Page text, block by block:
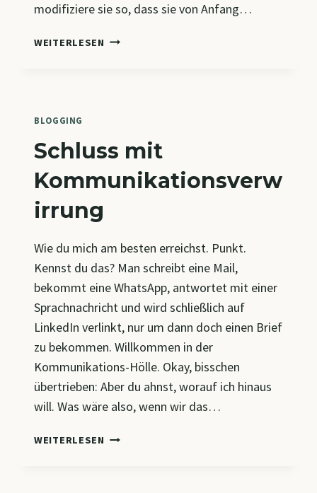
modifiziere sie so, dass sie von Anfang…
WEITERLESEN GAMECHANGER
BLOGGING
Schluss mit
Kommunikationsverw
irrung
Wie du mich am besten erreichst. Punkt.
Kennst du das? Man schreibt eine Mail,
bekommt eine WhatsApp, antwortet mit einer
Sprachnachricht und wird schließlich auf
LinkedIn verlinkt, nur um dann doch einen Brief
zu bekommen. Willkommen in der
Kommunikations-Hölle. Okay, bisschen
übertrieben: Aber du ahnst, worauf ich hinaus
will. Was wäre also, wenn wir das…
WEITERLESEN SCHLUSS